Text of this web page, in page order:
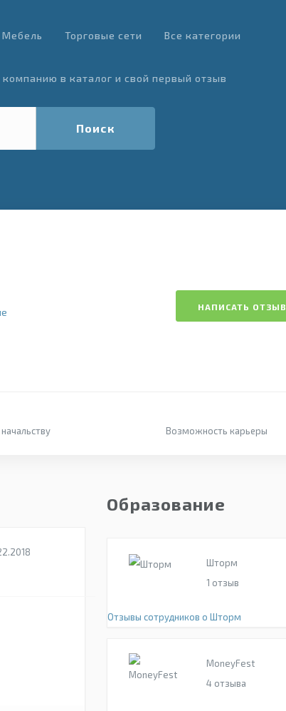
Мебель Торговые сети Все категории
в каталог и свой первый отзыв
Поиск
НАПИСАТЬ ОТЗЫВ
Возможность карьеры
Образование
Шторм
1 отзыв
Отзывы сотрудников о Шторм
MoneyFest
4 отзыва